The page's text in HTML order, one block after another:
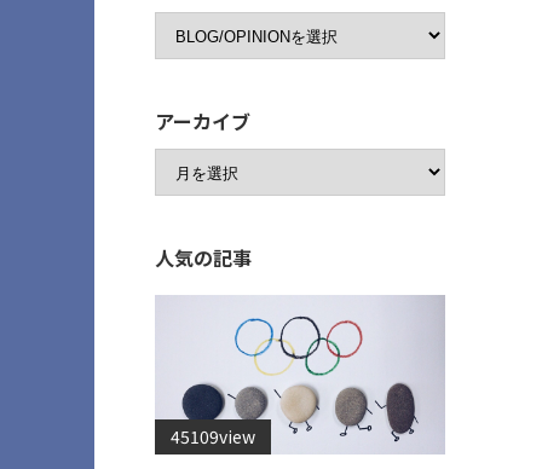
アーカイブ
人気の記事
45109view